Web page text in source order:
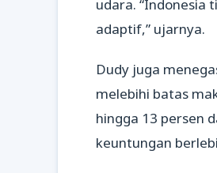
udara. “Indonesia
adaptif,” ujarnya.
Dudy juga
melebihi batas
hingga 13 persen
keuntungan